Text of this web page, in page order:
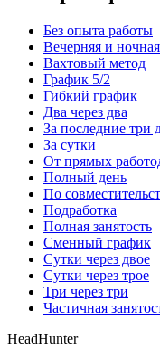
Без опыта работы
Вечерняя и ночная
Вахтовый метод
График 5/2
Гибкий график
Два через два
За последние три
За сутки
От прямых
Полный день
По
Подработка
Полная занятость
Сменный график
Сутки через двое
Сутки через трое
Три через три
Частичная
HeadHunter